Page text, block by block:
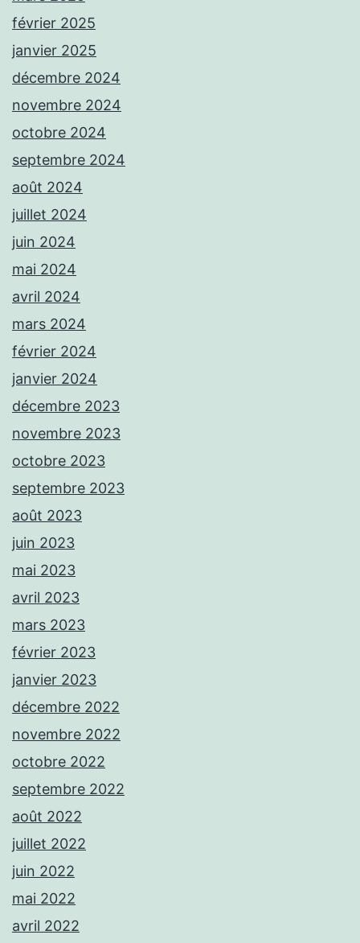
février 2025
janvier 2025
décembre 2024
novembre 2024
octobre 2024
septembre 2024
août 2024
juillet 2024
juin 2024
mai 2024
avril 2024
mars 2024
février 2024
janvier 2024
décembre 2023
novembre 2023
octobre 2023
septembre 2023
août 2023
juin 2023
mai 2023
avril 2023
mars 2023
février 2023
janvier 2023
décembre 2022
novembre 2022
octobre 2022
septembre 2022
août 2022
juillet 2022
juin 2022
mai 2022
avril 2022